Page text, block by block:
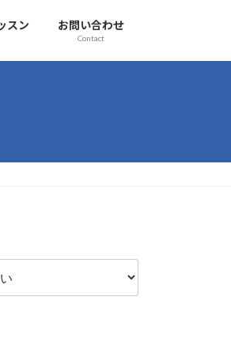
スン お問い合わせ
Contact